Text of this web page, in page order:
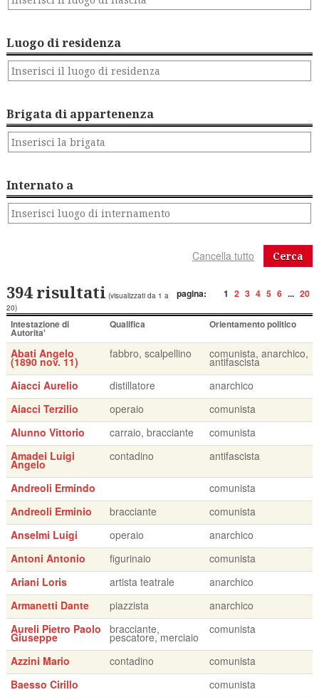
Luogo di residenza
Brigata di appartenenza
Internato a
Cerca
pagina: 1 2 3 4 5 6 ... 20
394 risultati (visualizzati da 1 a
20)
Intestazione di
Autorita'
Qualifica Orientamento politico
Abati Angelo
(1890 nov. 11)
fabbro, scalpellino comunista, anarchico,
antifascista
Aiacci Aurelio
distillatore
anarchico
Aiacci Terzilio
operaio
comunista
Alunno Vittorio
carraio, bracciante
comunista
Amadei Luigi
Angelo
contadino antifascista
Andreoli Ermindo
comunista
Andreoli Erminio
bracciante
comunista
Anselmi Luigi
operaio
anarchico
Antoni Antonio
figurinaio
comunista
Ariani Loris
artista teatrale
anarchico
Armanetti Dante
piazzista
anarchico
Aureli Pietro Paolo
Giuseppe
bracciante,
pescatore, merciaio
comunista
Azzini Mario contadino
comunista
Baesso Cirillo
comunista